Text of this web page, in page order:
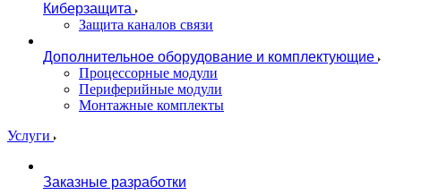
Киберзащита
Защита каналов связи
Дополнительное оборудование и комплектующие
Процессорные модули
Периферийные модули
Монтажные комплекты
Услуги
Заказные разработки